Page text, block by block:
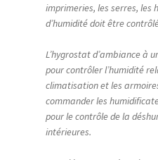
Poutres climatiques
Production de
Production
R717 (ammoniac)​
imprimeries, les serres, les
d’humidité doit être
L’hygrostat d’ambiance à
pour contrôler l’humidité
climatisation et les
commander les
pour le contrôle de la
intérieures.